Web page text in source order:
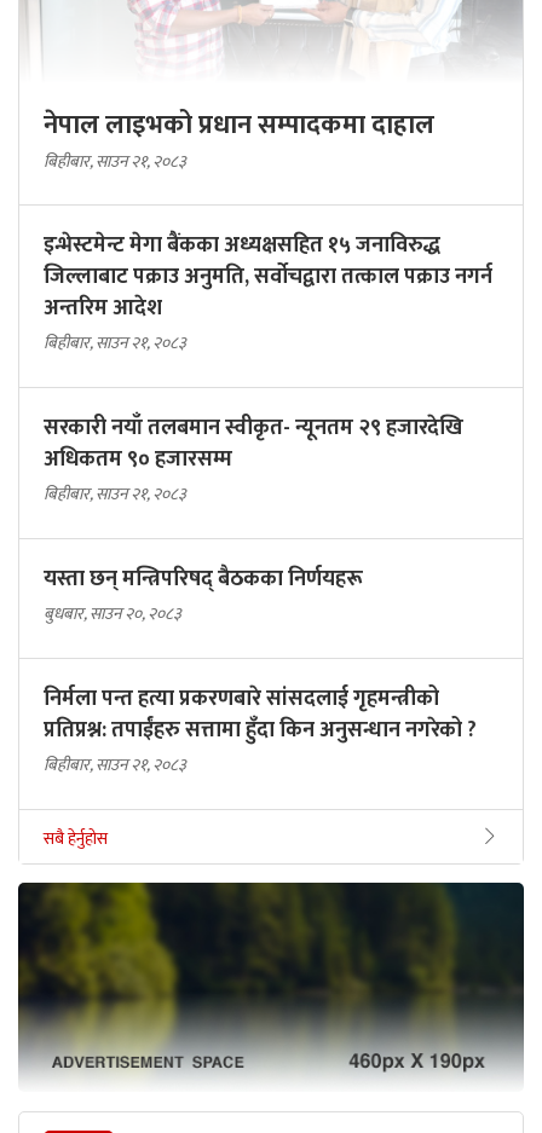
नेपाल लाइभको प्रधान सम्पादकमा दाहाल
बिहीबार, साउन २१, २०८३
इन्भेस्टमेन्ट मेगा बैंकका अध्यक्षसहित १५ जनाविरुद्ध
जिल्लाबाट पक्राउ अनुमति, सर्वोचद्वारा तत्काल पक्राउ नगर्न
अन्तरिम आदेश
बिहीबार, साउन २१, २०८३
सरकारी नयाँ तलबमान स्वीकृत- न्यूनतम २९ हजारदेखि
अधिकतम ९० हजारसम्म
बिहीबार, साउन २१, २०८३
यस्ता छन् मन्त्रिपरिषद् बैठकका निर्णयहरू
बुधबार, साउन २०, २०८३
निर्मला पन्त हत्या प्रकरणबारे सांसदलाई गृहमन्त्रीको
प्रतिप्रश्न: तपाईंहरु सत्तामा हुँदा किन अनुसन्धान नगरेको ?
बिहीबार, साउन २१, २०८३
सबै हेर्नुहोस